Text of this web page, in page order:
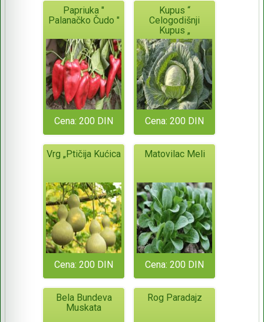
Papriuka "
Palanačko Čudo "
Cena: 200 DIN
Kupus “
Celogodišnji
Kupus „
Cena: 200 DIN
Vrg „Ptičija Kućica
Cena: 200 DIN
Matovilac Meli
Cena: 200 DIN
Bela Bundeva
Muskata
Rog Paradajz